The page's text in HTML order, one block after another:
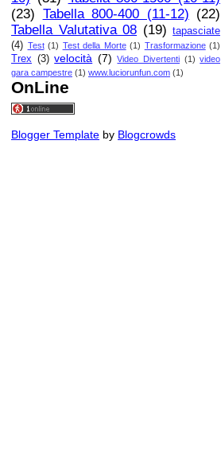
(23) Tabella 800-400 (11-12) (22)
Tabella Valutativa 08 (19) tapasciate
(4) Test (1) Test della Morte (1) Trasformazione (1)
Trex (3) velocità (7) Video Divertenti (1) video
gara campestre (1) www.luciorunfun.com (1)
OnLine
Blogger Template by Blogcrowds